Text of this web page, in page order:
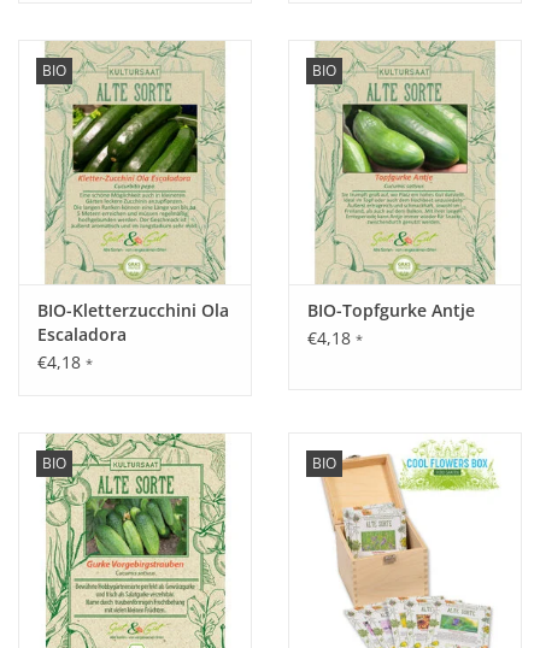
BIO
BIO-Kletterzucchini Ola
Escaladora
€4,18 *
BIO
BIO-Topfgurke Antje
€4,18 *
BIO BIO